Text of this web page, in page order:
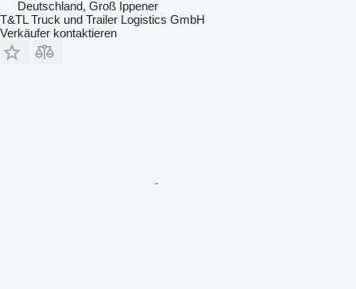
Deutschland, Groß Ippener
T&TL Truck und Trailer Logistics GmbH
Verkäufer kontaktieren